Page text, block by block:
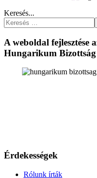
Keresés...
A weboldal fejlesztése
Hungarikum
Érdekességek
Rólunk írták